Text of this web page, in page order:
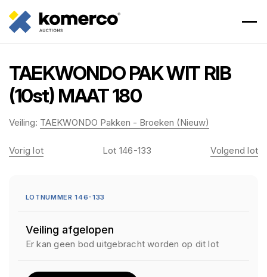
TAEKWONDO PAK WIT RIB
(10st) MAAT 180
Veiling: TAEKWONDO Pakken - Broeken (Nieuw)
Vorig lot Lot 146-133 Volgend lot
LOTNUMMER 146-133
Veiling afgelopen
Er kan geen bod uitgebracht worden op dit lot